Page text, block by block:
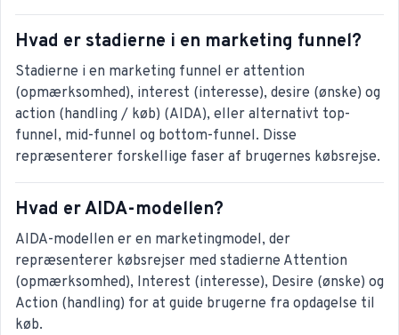
Hvad er stadierne i en marketing funnel?
Stadierne i en marketing funnel er attention
(opmærksomhed), interest (interesse), desire (ønske) og
action (handling / køb) (AIDA), eller alternativt top-
funnel, mid-funnel og bottom-funnel. Disse
repræsenterer forskellige faser af brugernes købsrejse.
Hvad er AIDA-modellen?
AIDA-modellen er en marketingmodel, der
repræsenterer købsrejser med stadierne Attention
(opmærksomhed), Interest (interesse), Desire (ønske) og
Action (handling) for at guide brugerne fra opdagelse til
køb.